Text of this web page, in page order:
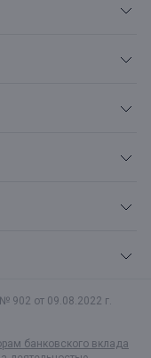
902 от 09.08.2022 г.
банковского вклада